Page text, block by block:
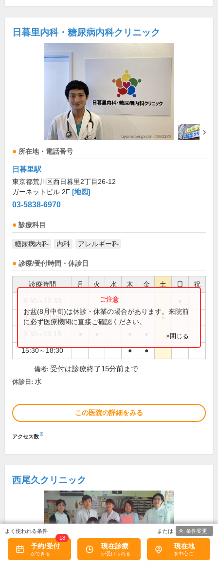
日暮里内科・糖尿病内科クリニック
所在地・電話番号
日暮里駅
東京都荒川区西日暮里2丁目26-12
ガーネットビル 2F [地図]
03-5838-6970
診療科目
糖尿病内科 内科 アレルギー科
診療/受付時間・休診日
診療時間 月 火 水 木 金 土 日 祝
8:30～13:30 ●
15:30～18:30 ● ●
お盆(8月中旬)は休診・休業の場合があります。来院前
に必ず医療機関に直接ご確認ください。
×閉じる
備考: 受付は診療終了15分前まで
休診日: 水
この医院の詳細をみる
アクセス数※
西尾久クリニック
予約/受付
18
現在診療 現在地
条件変更